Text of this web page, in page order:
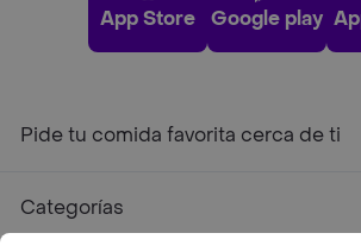
App Store Google play
Pide tu comida favorita cerca de ti
Categorías